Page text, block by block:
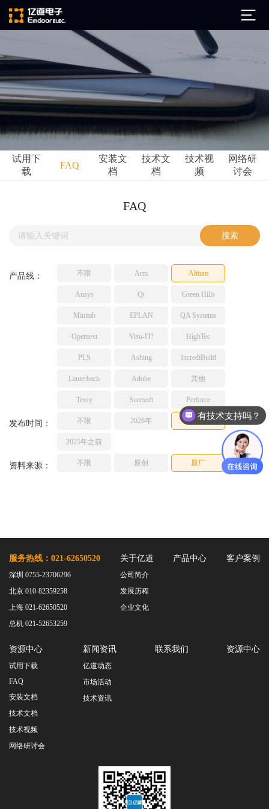
公司简介
发展历程
企业文化
ARM
Ansys
TESSY
亿道动态
市场活动
技术文档
网络研讨会
试用下
载
FAQ
安装文
档
技术文
档
技术视
频
网络研
讨会
FAQ
产品线： 不限 Arm Altium
Ansys Qt Green Hills
Minitab EPLAN QA Systems
Opentext Visu-IT! HighTec
PLS Ashing IncrediBuild
Lauterbach Adobe 其他
Tessy Suresoft Perforce
发布时间： 不限 2026年 2025年
2025年之前
资料来源： 不限 原创 原厂
服务热线：021-62650520
深圳 0755-23706296
北京 010-82359258
上海 021-62650520
总机 021-52653259
关于亿道
公司简介
发展历程
企业文化
产品中心 客户案例
资源中心
试用下载
FAQ
安装文档
技术文档
技术视频
网络研讨会
新闻资讯
亿道动态
市场活动
技术资讯
联系我们 资源中心
有技术支持吗？